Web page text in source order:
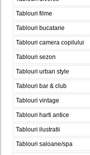
Tablouri filme
Tablouri bucatarie
Tablouri camera copilului
Tablouri sezon
Tablouri urban style
Tablouri bar & club
Tablouri vintage
Tablouri harti antice
Tablouri ilustratii
Tablouri saloane/spa